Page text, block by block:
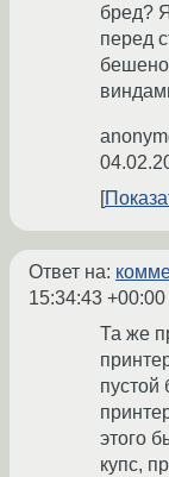
бред?
перед
Ответ на:
15:34:43 +00:00
Та же
пустой
этого
купс,